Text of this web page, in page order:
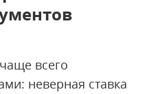
всего
неверная ставка